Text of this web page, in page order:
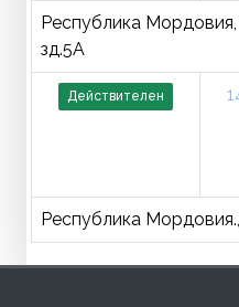
Республика Мордовия,
зд.5А
Действителен
Республика